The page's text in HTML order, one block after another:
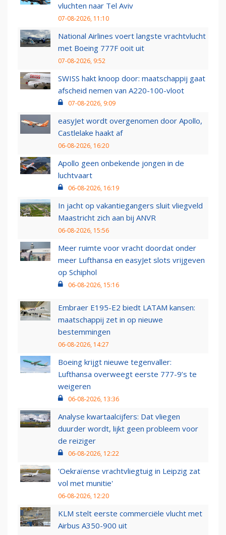
vluchten naar Tel Aviv
07-08-2026, 11:10
National Airlines voert langste vrachtvlucht
met Boeing 777F ooit uit
07-08-2026, 9:52
SWISS hakt knoop door: maatschappij gaat
afscheid nemen van A220-100-vloot
07-08-2026, 9:09
easyJet wordt overgenomen door Apollo,
Castlelake haakt af
06-08-2026, 16:20
Apollo geen onbekende jongen in de
luchtvaart
06-08-2026, 16:19
In jacht op vakantiegangers sluit vliegveld
Maastricht zich aan bij ANVR
06-08-2026, 15:56
Meer ruimte voor vracht doordat onder
meer Lufthansa en easyJet slots vrijgeven
op Schiphol
06-08-2026, 15:16
Embraer E195-E2 biedt LATAM kansen:
maatschappij zet in op nieuwe
bestemmingen
06-08-2026, 14:27
Boeing krijgt nieuwe tegenvaller:
Lufthansa overweegt eerste 777-9’s te
weigeren
06-08-2026, 13:36
Analyse kwartaalcijfers: Dat vliegen
duurder wordt, lijkt geen probleem voor
de reiziger
06-08-2026, 12:22
'Oekraïense vrachtvliegtuig in Leipzig zat
vol met munitie'
06-08-2026, 12:20
KLM stelt eerste commerciële vlucht met
Airbus A350-900 uit